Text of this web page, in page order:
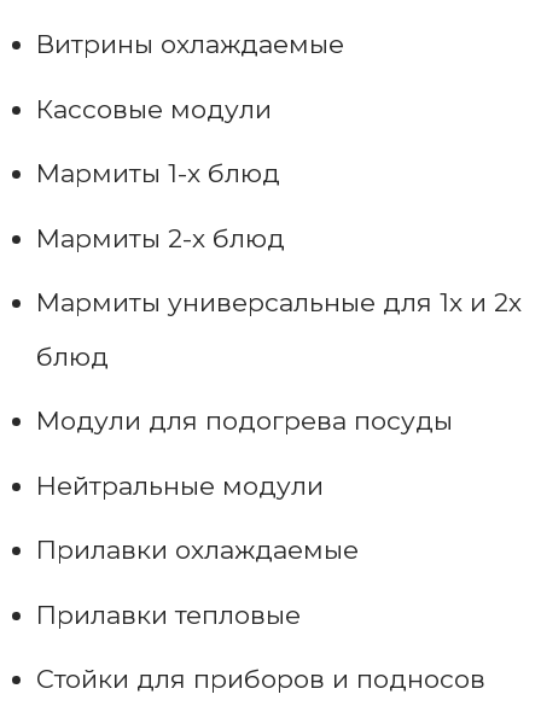
Витрины охлаждаемые
Кассовые модули
Мармиты 1-х блюд
Мармиты 2-х блюд
Мармиты универсальные для 1х и 2х
блюд
Модули для подогрева посуды
Нейтральные модули
Прилавки охлаждаемые
Прилавки тепловые
Стойки для приборов и подносов